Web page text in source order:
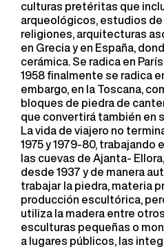
culturas pretéritas que
arqueológicos, estudios
religiones, arquitecturas
en Grecia y en España,
cerámica. Se radica en
1958 finalmente se radica
embargo, en la Toscana,
bloques de piedra de
que convertirá también en
La vida de viajero no
1975 y 1979-80, trabajando
las cuevas de Ajanta-
desde 1937 y de manera
trabajar la piedra, materia
producción escultórica,
utiliza la madera entre
esculturas pequeñas o
a lugares públicos, las